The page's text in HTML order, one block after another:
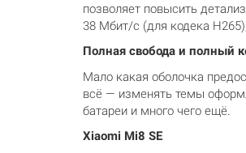
позволяет повысить
38 Мбит/с (для кодека
Полная свобода и полный
Мало какая оболочка
всё — изменять темы
батареи и много чего ещё.
Xiaomi Mi8 SE